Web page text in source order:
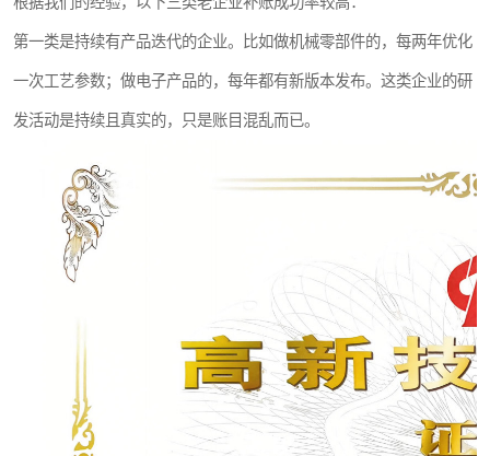
第一类是持续有产品迭代的企业。比如做机械零部件的，每两年优化
一次工艺参数；做电子产品的，每年都有新版本发布。这类企业的研
发活动是持续且真实的，只是账目混乱而已。